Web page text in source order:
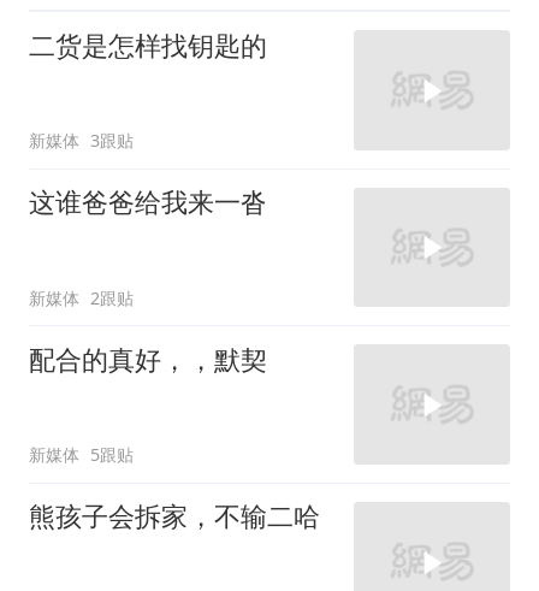
二货是怎样找钥匙的
新媒体 3跟贴
这谁爸爸给我来一沓
新媒体 2跟贴
配合的真好，，默契
新媒体 5跟贴
熊孩子会拆家，不输二哈